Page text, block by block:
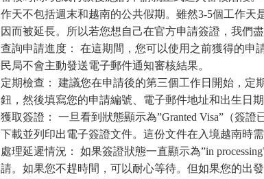
作天不包括週末和越南的公共假期。雖然3-5個工作
因而被延長。所以若您想自己在官方申請簽證，我們
查詢申請進度： 在這期間，您可以使用之前獲得的申
民局不會主動發送電子郵件通知審核結果。
定期檢查： 建議您在申請後的第三個工作日開始，定
鈕，然後填寫您的申請編號、電子郵件地址和出生日期
獲取簽證： 一旦看到狀態顯示為”Granted Visa”（簽
下載並列印出電子簽證文件。這份文件在入境越南時
處理延遲情況： 如果簽證狀態一直顯示為”in
請。如果您不趕時間，可以耐心等待。但如果您的出